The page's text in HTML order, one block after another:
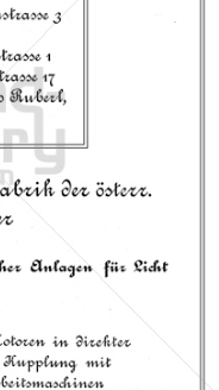
Wien
1911